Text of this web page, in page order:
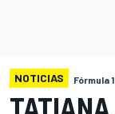
NOTICIAS Fórmula 1